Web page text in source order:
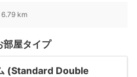
6.79 km
部屋タイプ
(Standard Double